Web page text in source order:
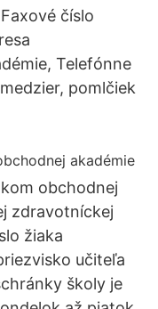
číslo
Telefónne
pomlčiek
obchodnej
zdravotníckej
žiaka
učiteľa
školy je